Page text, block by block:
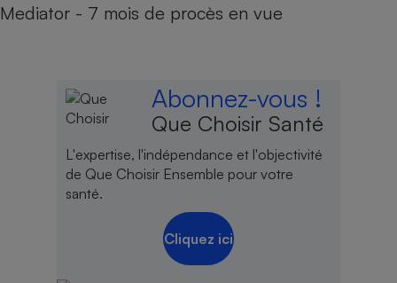
Mediator - 7 mois de procès en vue
Abonnez-vous !
Que Choisir Santé
L'expertise, l'indépendance et l'objectivité
de Que Choisir Ensemble pour votre
santé.
Cliquez ici